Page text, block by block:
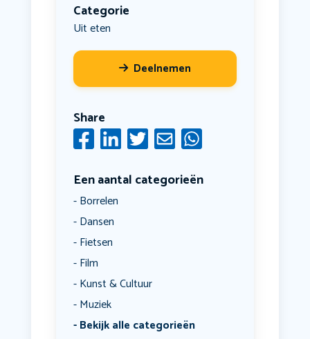
Categorie
Uit eten
Deelnemen
Share
Een aantal categorieën
Borrelen
Dansen
Fietsen
Film
Kunst & Cultuur
Muziek
Bekijk alle categorieën